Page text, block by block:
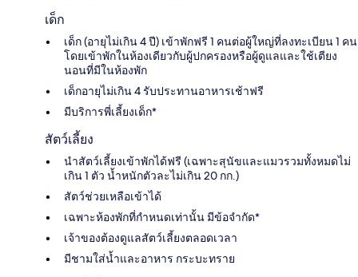
เด็ก
เด็ก (อายุไม่เกิน 4 ปี) เข้าพักฟรี 1 คนต่อผู้ใหญ่ที่ลงทะเบียน 1 คน
โดยเข้าพักในห้องเดียวกับผู้ปกครองหรือผู้ดูแลและใช้เตียง
นอนที่มีในห้องพัก
เด็กอายุไม่เกิน 4 รับประทานอาหารเช้าฟรี
มีบริการพี่เลี้ยงเด็ก*
สัตว์เลี้ยง
นำสัตว์เลี้ยงเข้าพักได้ฟรี (เฉพาะสุนัขและแมวรวมทั้งหมดไม่
เกิน 1 ตัว น้ำหนักตัวละไม่เกิน 20 กก.)
สัตว์ช่วยเหลือเข้าได้
เฉพาะห้องพักที่กำหนดเท่านั้น มีข้อจำกัด*
เจ้าของต้องดูแลสัตว์เลี้ยงตลอดเวลา
มีชามใส่น้ำและอาหาร กระบะทราย